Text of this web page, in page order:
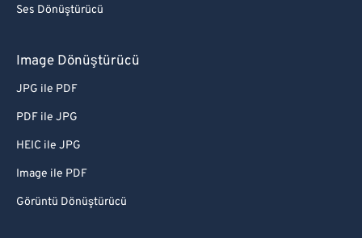
Ses Dönüştürücü
Image Dönüştürücü
JPG ile PDF
PDF ile JPG
HEIC ile JPG
Image ile PDF
Görüntü Dönüştürücü